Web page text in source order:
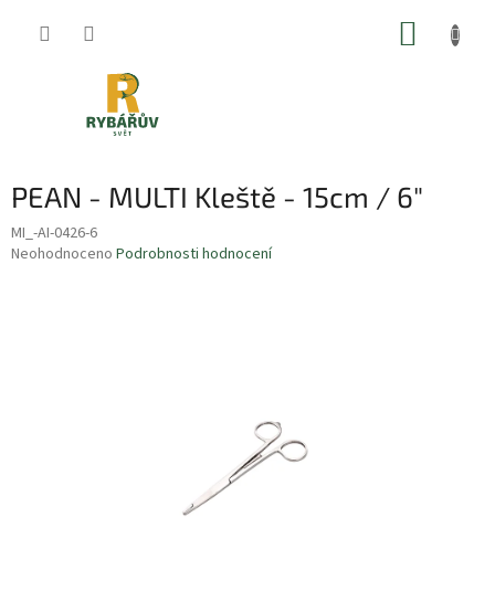
PEAN - MULTI Kleště - 15cm / 6"
MI_-AI-0426-6
Průměrné
Neohodnoceno Podrobnosti hodnocení